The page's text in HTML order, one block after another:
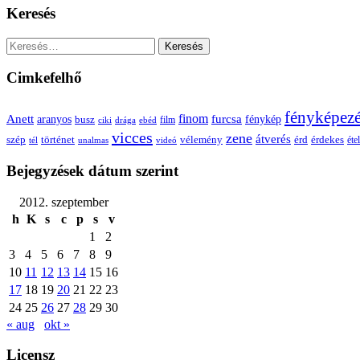
Keresés
Keresés:
Cimkefelhő
Anett aranyos busz ciki drága ebéd film finom furcsa fénykép
szép tél történet unalmas vicces videó vélemény zene átverés érd érdekes étel
Bejegyzések dátum szerint
2012. szeptember
h K s c p s
v
1
2
3
4 5 6 7 8
9
10 11 12 13 14 15 16
17 18 19 20 21 22 23
24 25 26 27 28 29 30
« aug
okt »
Licensz